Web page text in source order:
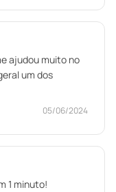
ajudou muito no
um dos
05/06/2024
1 minuto!